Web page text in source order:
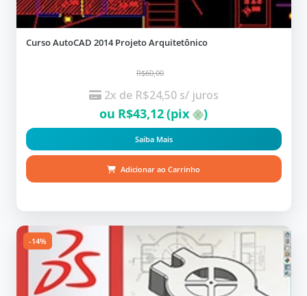
Curso AutoCAD 2014 Projeto Arquitetônico
R$60,00
2x de R$24,50 s/ juros
ou R$43,12(pix )
Saiba Mais
Adicionar ao Carrinho
-14%